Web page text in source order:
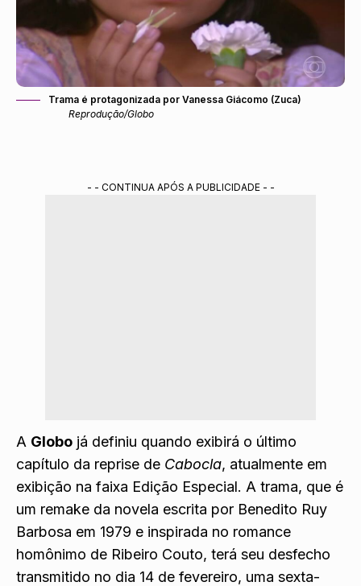
Trama é protagonizada por Vanessa Giácomo (Zuca)
Reprodução/Globo
- - CONTINUA APÓS A PUBLICIDADE - -
A Globo já definiu quando exibirá o último
capítulo da reprise de Cabocla, atualmente em
exibição na faixa Edição Especial. A trama, que é
um remake da novela escrita por Benedito Ruy
Barbosa em 1979 e inspirada no romance
homônimo de Ribeiro Couto, terá seu desfecho
transmitido no dia 14 de fevereiro, uma sexta-